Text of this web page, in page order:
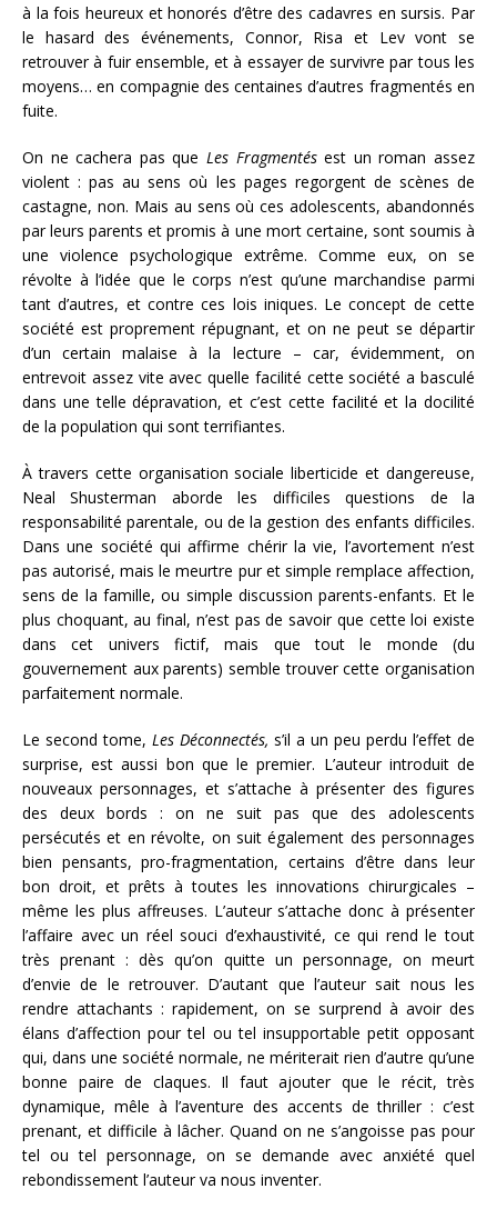
à la fois heureux et honorés d’être des cadavres en sursis. Par
le hasard des événements, Connor, Risa et Lev vont se
retrouver à fuir ensemble, et à essayer de survivre par tous les
moyens… en compagnie des centaines d’autres fragmentés en
fuite.
On ne cachera pas que Les Fragmentésest un roman assez
violent : pas au sens où les pages regorgent de scènes de
castagne, non. Mais au sens où ces adolescents, abandonnés
par leurs parents et promis à une mort certaine, sont soumis à
une violence psychologique extrême. Comme eux, on se
révolte à l’idée que le corps n’est qu’une marchandise parmi
tant d’autres, et contre ces lois iniques. Le concept de cette
société est proprement répugnant, et on ne peut se départir
d’un certain malaise à la lecture – car, évidemment, on
entrevoit assez vite avec quelle facilité cette société a basculé
dans une telle dépravation, et c’est cette facilité et la docilité
de la population qui sont terrifiantes.
À travers cette organisation sociale liberticide et dangereuse,
Neal Shusterman aborde les difficiles questions de la
responsabilité parentale, ou de la gestion des enfants difficiles.
Dans une société qui affirme chérir la vie, l’avortement n’est
pas autorisé, mais le meurtre pur et simple remplace affection,
sens de la famille, ou simple discussion parents-enfants. Et le
plus choquant, au final, n’est pas de savoir que cette loi existe
dans cet univers fictif, mais que tout le monde (du
gouvernement aux parents) semble trouver cette organisation
parfaitement normale.
Le second tome, Les Déconnectés, s’il a un peu perdu l’effet de
surprise, est aussi bon que le premier. L’auteur introduit de
nouveaux personnages, et s’attache à présenter des figures
des deux bords : on ne suit pas que des adolescents
persécutés et en révolte, on suit également des personnages
bien pensants, pro-fragmentation, certains d’être dans leur
bon droit, et prêts à toutes les innovations chirurgicales –
même les plus affreuses. L’auteur s’attache donc à présenter
l’affaire avec un réel souci d’exhaustivité, ce qui rend le tout
très prenant : dès qu’on quitte un personnage, on meurt
d’envie de le retrouver. D’autant que l’auteur sait nous les
rendre attachants : rapidement, on se surprend à avoir des
élans d’affection pour tel ou tel insupportable petit opposant
qui, dans une société normale, ne mériterait rien d’autre qu’une
bonne paire de claques. Il faut ajouter que le récit, très
dynamique, mêle à l’aventure des accents de thriller : c’est
prenant, et difficile à lâcher. Quand on ne s’angoisse pas pour
tel ou tel personnage, on se demande avec anxiété quel
rebondissement l’auteur va nous inventer.